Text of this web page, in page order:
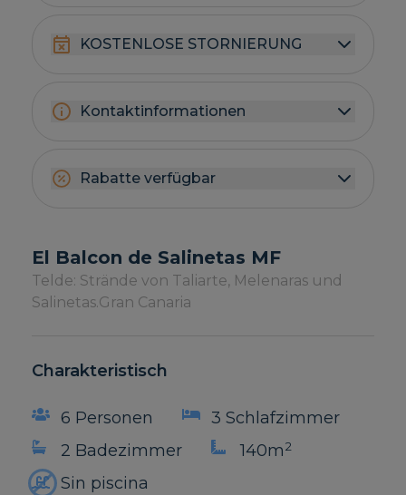
KOSTENLOSE STORNIERUNG
Kontaktinformationen
Rabatte verfügbar
El Balcon de Salinetas MF
Telde: Strände von Taliarte, Melenaras und
Salinetas.Gran Canaria
Charakteristisch
6 Personen
3 Schlafzimmer
2 Badezimmer
140m2
Sin piscina